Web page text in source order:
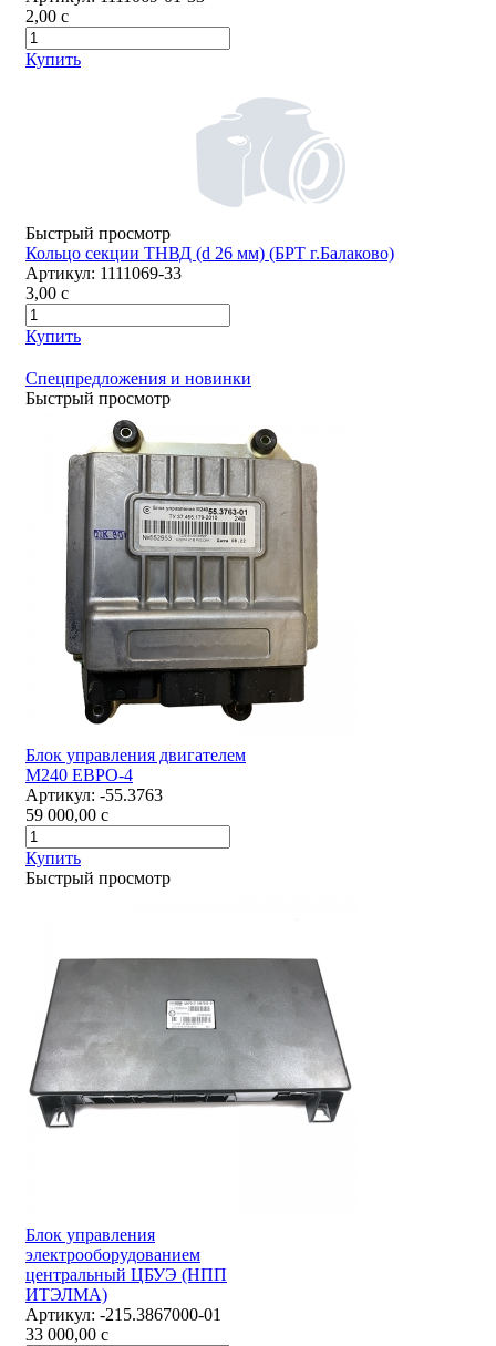
2,00 c
Купить
Быстрый просмотр
Кольцо секции ТНВД (d 26 мм) (БРТ г.Балаково)
Артикул: 1111069-33
3,00 c
Купить
Спецпредложения и новинки
Быстрый просмотр
Блок управления двигателем
М240 ЕВРО-4
Артикул: -55.3763
59 000,00 c
Купить
Быстрый просмотр
Блок управления
электрооборудованием
центральный ЦБУЭ (НПП
ИТЭЛМА)
Артикул: -215.3867000-01
33 000,00 c